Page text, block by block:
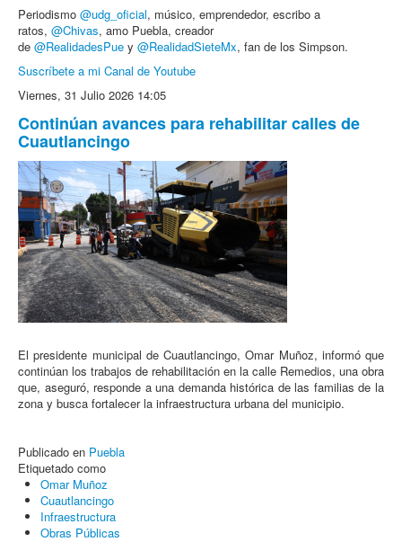
Periodismo @udg_oficial, músico, emprendedor, escribo a
ratos, @Chivas, amo Puebla, creador
de @RealidadesPue y @RealidadSieteMx, fan de los Simpson.
Suscríbete a mi Canal de Youtube
Viernes, 31 Julio 2026 14:05
Continúan avances para rehabilitar calles de
Cuautlancingo
El presidente municipal de Cuautlancingo, Omar Muñoz, informó que
continúan los trabajos de rehabilitación en la calle Remedios, una obra
que, aseguró, responde a una demanda histórica de las familias de la
zona y busca fortalecer la infraestructura urbana del municipio.
Publicado en Puebla
Etiquetado como
Omar Muñoz
Cuautlancingo
Infraestructura
Obras Públicas